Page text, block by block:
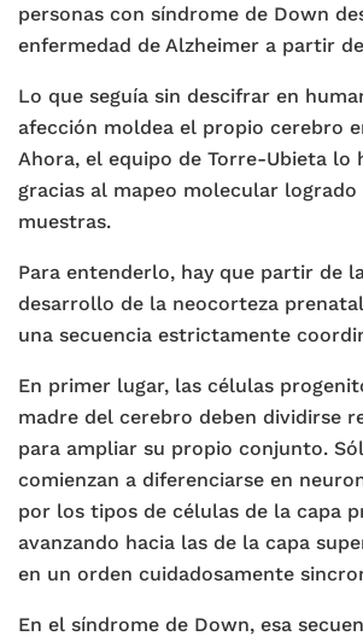
personas con síndrome de Down
enfermedad de Alzheimer a partir
Lo que seguía sin descifrar en
afección moldea el propio cerebro
Ahora, el equipo de Torre-Ubieta lo
gracias al mapeo molecular
muestras.
Para entenderlo, hay que partir de
desarrollo de la neocorteza
una secuencia estrictamente
En primer lugar, las células
madre del cerebro deben dividirse
para ampliar su propio conjunto.
comienzan a diferenciarse en
por los tipos de células de la capa
avanzando hacia las de la capa
en un orden cuidadosamente
En el síndrome de Down, esa